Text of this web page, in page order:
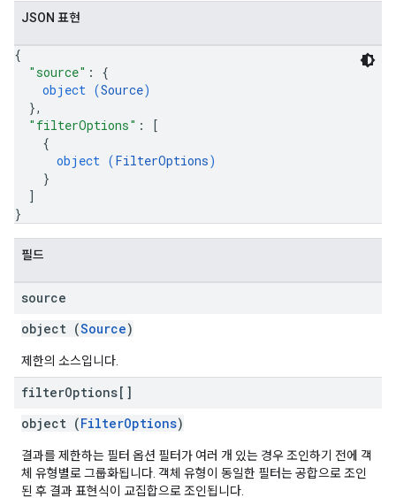
JSON 표현
{
"source" : {
object (Source)
},
"filterOptions" :
[
{
object (FilterOptions)
}
]
}
필드
source
object (Source)
제한의 소스입니다.
filterOptions[]
object (FilterOptions)
결과를 제한하는 필터 옵션 필터가 여러 개 있는 경우 조인하기 전에 객
체 유형별로 그룹화됩니다. 객체 유형이 동일한 필터는 공합으로 조인
된 후 결과 표현식이 교집합으로 조인됩니다.